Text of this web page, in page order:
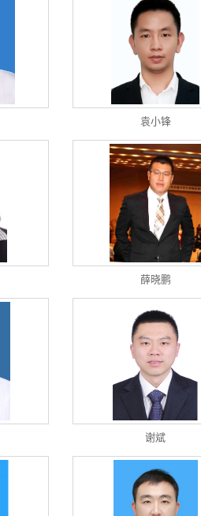
袁小锋
薛晓鹏
谢斌